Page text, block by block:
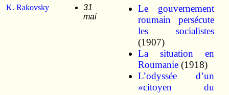
K. Rakovsky
31
mai
Le gouvernement
roumain persécute
les socialistes
(1907)
La situation en
Roumanie(1918)
L’odyssée d’un
«citoyen du